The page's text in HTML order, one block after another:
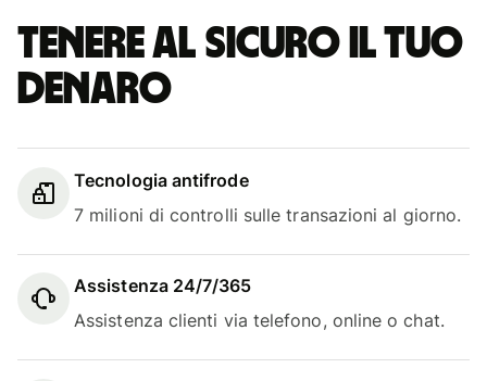
Tenere al sicuro il tuo
denaro
Tecnologia antifrode
7 milioni di controlli sulle transazioni al giorno.
Assistenza 24/7/365
Assistenza clienti via telefono, online o chat.